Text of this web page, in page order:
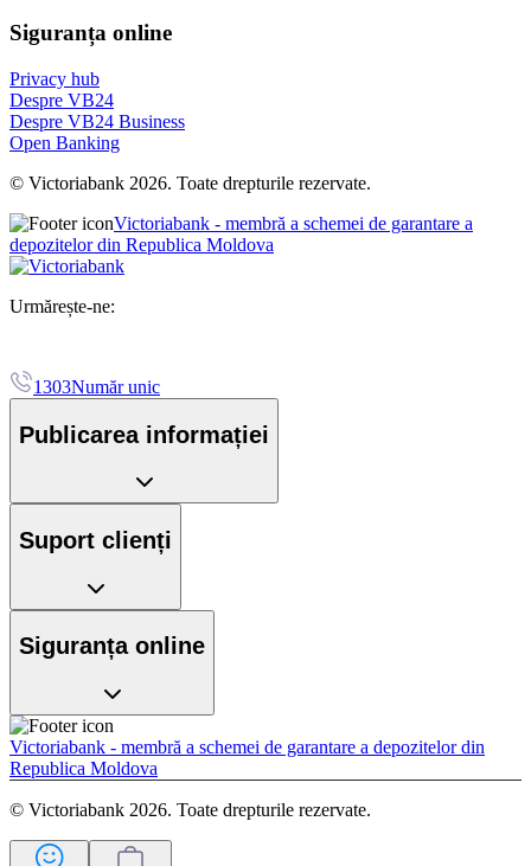
Siguranța online
Privacy hub
Despre VB24
Despre VB24 Business
Open Banking
© Victoriabank 2026. Toate drepturile rezervate.
Victoriabank - membră a schemei de garantare a
depozitelor din Republica Moldova
Urmărește-ne:
1303Număr unic
Publicarea informației
Suport clienți
Siguranța online
Victoriabank - membră a schemei de garantare a depozitelor din
Republica Moldova
© Victoriabank 2026. Toate drepturile rezervate.